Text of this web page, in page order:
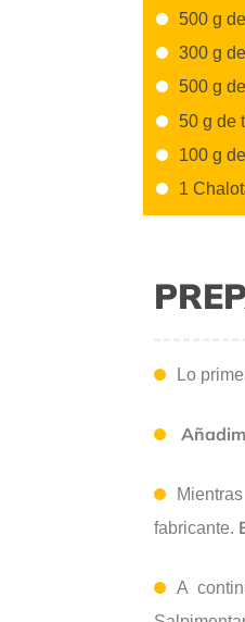
500 g
300 g
500 g
50 g de
100 g
1
Lo
fabricante.
A